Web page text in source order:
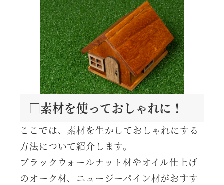
□素材を使っておしゃれに！
ここでは、素材を生かしておしゃれにする
方法について紹介します。
ブラックウォールナット材やオイル仕上げ
のオーク材、ニュージーパイン材がおすす